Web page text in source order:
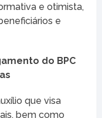
e otimista,
e
do BPC
que visa
bem como